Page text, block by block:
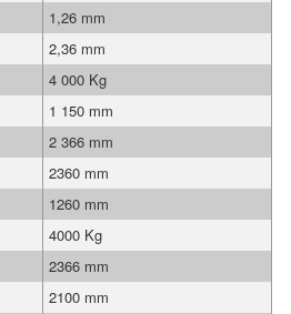
1,26 mm
2,36 mm
4 000 Kg
1 150 mm
2 366 mm
2360 mm
1260 mm
4000 Kg
2366 mm
2100 mm